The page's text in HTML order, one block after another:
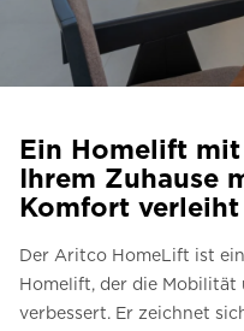
Kontaktieren Sie uns
Preisvoranschlag
FAQ
Kontaktieren Sie uns
Ein Homelift
Ihrem Zuhause
Komfort verleiht
Der Aritco HomeLift ist
Homelift, der die Mobilität
verbessert. Er zeichnet